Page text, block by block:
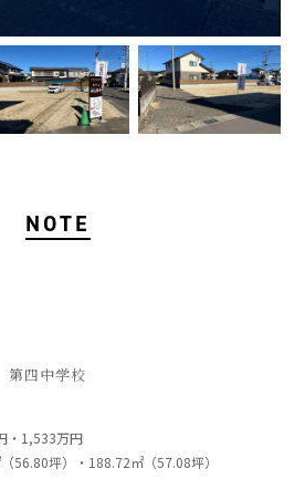
NOTE
第四中学校
・1,533万円
56.80坪）・188.72㎡（57.08坪）